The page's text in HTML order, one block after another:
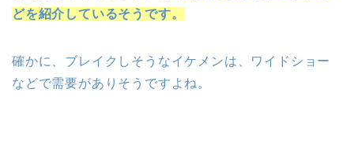
どを紹介しているそうです。
確かに、ブレイクしそうなイケメンは、ワイドショー
などで需要がありそうですよね。